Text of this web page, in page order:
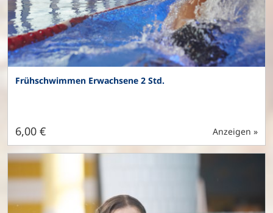
Frühschwimmen Erwachsene 2 Std.
6,00 € Anzeigen »